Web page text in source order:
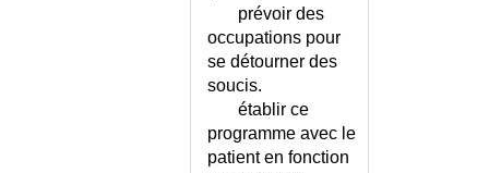
CANCER VERTEBRAL
CANDIDOSE BUCCALE
CARCINOIDOSE INTESTINALE
prévoir des
occupations pour
se détourner des
soucis.
établir ce
programme avec le
patient en fonction